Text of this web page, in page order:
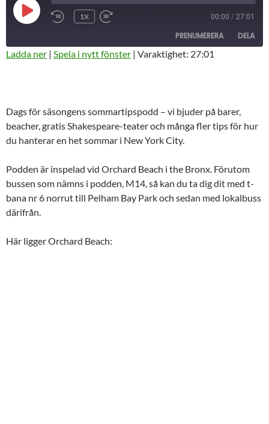
SPELA
UPP
HOPPA
SEKUNDER
1X
SEKUNDER
00:00 / 27:01
PRENUMERERA DELA
BÄDDA IN
Ladda ner | Spela i nytt fönster | Varaktighet: 27:01
Dags för säsongens sommartipspodd – vi bjuder på barer,
beacher, gratis Shakespeare-teater och många fler tips för hur
du hanterar en het sommar i New York City.
Podden är inspelad vid Orchard Beach i the Bronx. Förutom
bussen som nämns i podden, M14, så kan du ta dig dit med t-
bana nr 6 norrut till Pelham Bay Park och sedan med lokalbuss
därifrån.
Här ligger Orchard Beach: